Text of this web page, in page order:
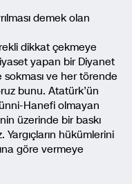
demek olan
dikkat çekmeye
yapan bir Diyanet
sokması ve her törende
bunu. Atatürk’ün
Hanefi olmayan
üzerinde bir baskı
hükümlerini
göre vermeye